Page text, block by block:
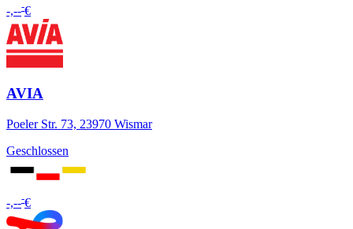
-,---€
AVIA
Poeler Str. 73, 23970 Wismar
Geschlossen
-,---€